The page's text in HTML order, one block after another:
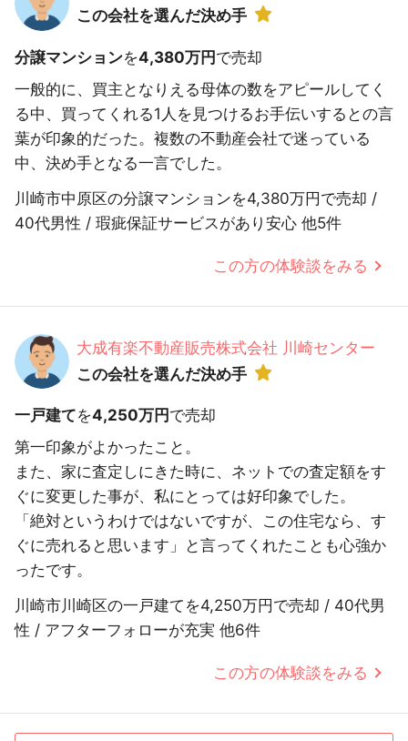
この会社を選んだ決め手
分譲マンションを4,380万円で売却
一般的に、買主となりえる母体の数をアピールしてく
る中、買ってくれる1人を見つけるお手伝いするとの言
葉が印象的だった。複数の不動産会社で迷っている
中、決め手となる一言でした。
川崎市中原区の分譲マンションを4,380万円で売却 /
40代男性 / 瑕疵保証サービスがあり安心 他5件
この方の体験談をみる
大成有楽不動産販売株式会社 川崎センター
この会社を選んだ決め手
一戸建てを4,250万円 で売却
第一印象がよかったこと。
また、家に査定しにきた時に、ネットでの査定額をす
ぐに変更した事が、私にとっては好印象でした。
「絶対というわけではないですが、この住宅なら、す
ぐに売れると思います」と言ってくれたことも心強か
ったです。
川崎市川崎区の一戸建てを4,250万円で売却 / 40代男
性 / アフターフォローが充実 他6件
この方の体験談をみる